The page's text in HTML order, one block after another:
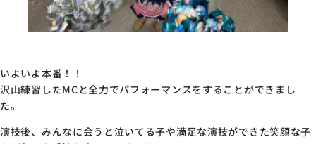
いよいよ本番！！
沢山練習したMCと全力でパフォーマンスをすることができまし
た。
演技後、みんなに会うと泣いてる子や満足な演技ができた笑顔な子